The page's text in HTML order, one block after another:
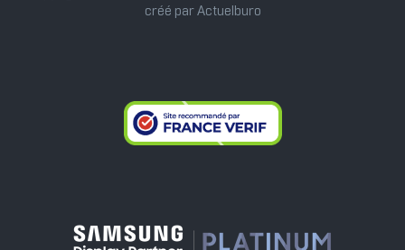
créé par Actuelburo